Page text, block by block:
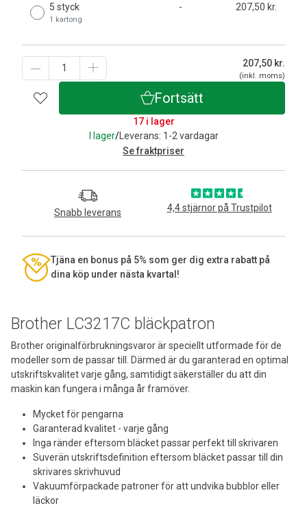
Brother LC3217C bläckpatron
Brother originalförbrukningsvaror är speciellt utformade för de
modeller som de passar till. Därmed är du garanterad en optimal
utskriftskvalitet varje gång, samtidigt säkerställer du att din
maskin kan fungera i många år framöver.
Mycket för pengarna
Garanterad kvalitet - varje gång
Inga ränder eftersom bläcket passar perfekt till skrivaren
Suverän utskriftsdefinition eftersom bläcket passar till din
skrivares skrivhuvud
Vakuumförpackade patroner för att undvika bubblor eller
läckor
5 styck
1 kartong
- 207,50 kr.
207,50 kr.
(inkl. moms)
Fortsätt
17 i lager
I lager/Leverans: 1-2 vardagar
Se fraktpriser
Snabb leverans 4,4 stjärnor på Trustpilot
Tjäna en bonus på 5% som ger dig extra rabatt på
dina köp under nästa kvartal!